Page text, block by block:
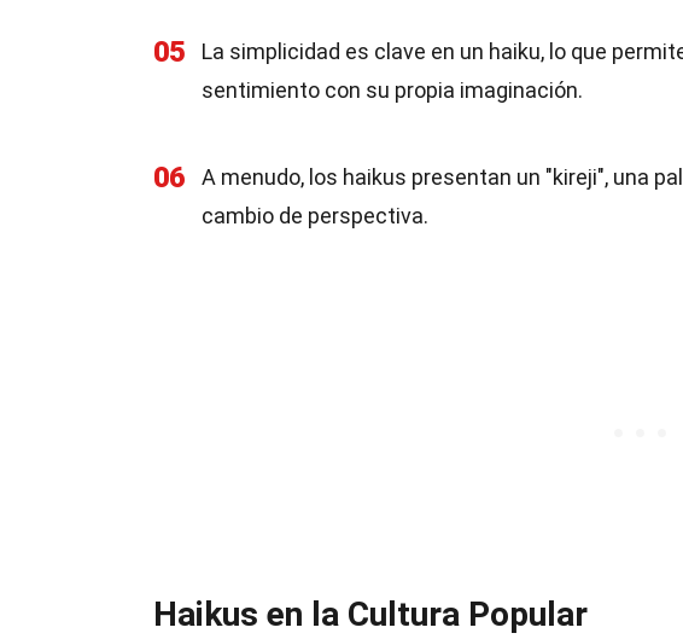
05 La simplicidad es clave en un haiku, lo que
sentimiento con su propia imaginación.
06 A menudo, los haikus presentan un "kireji", una
cambio de perspectiva.
Haikus en la Cultura Popular